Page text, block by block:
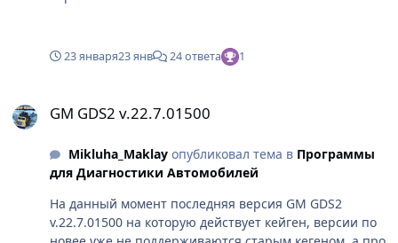
23 января23 янв 24 ответа 1
GM GDS2 v.22.7.01500
Mikluha_Maklayопубликовал тема в Программы
для Диагностики Автомобилей
На данный момент последняя версия GM GDS2
v.22.7.01500 на которую действует кейген, версии по